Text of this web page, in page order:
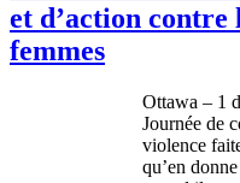
et d’action
femmes
Ottawa – 1
Journée de
violence
qu’en donne